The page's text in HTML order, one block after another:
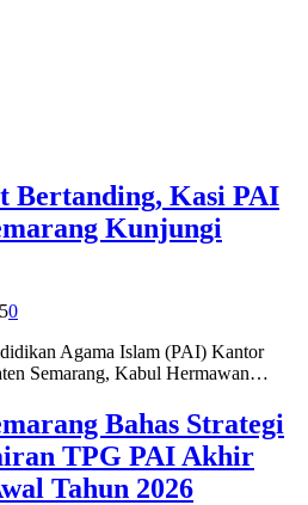
Bertanding, Kasi PAI
Kunjungi
0
Agama Islam (PAI) Kantor
Semarang, Kabul Hermawan…
Bahas Strategi
TPG PAI Akhir
Tahun 2026